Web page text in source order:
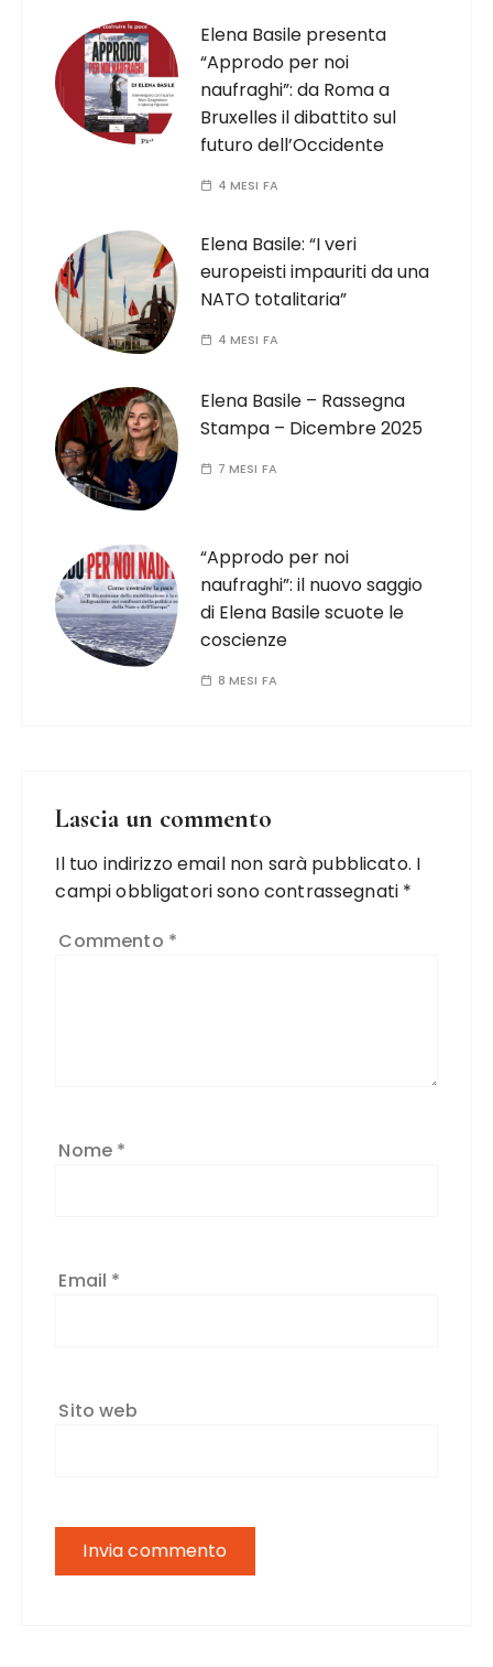
Elena Basile presenta
“Approdo per noi
naufraghi”: da Roma a
Bruxelles il dibattito sul
futuro dell’Occidente
4 MESI FA
Elena Basile: “I veri
europeisti impauriti da una
NATO totalitaria”
4 MESI FA
Elena Basile – Rassegna
Stampa – Dicembre 2025
7 MESI FA
“Approdo per noi
naufraghi”: il nuovo saggio
di Elena Basile scuote le
coscienze
8 MESI FA
Lascia un commento
Il tuo indirizzo email non sarà pubblicato. I
campi obbligatori sono contrassegnati *
Commento *
Nome *
Email *
Sito web